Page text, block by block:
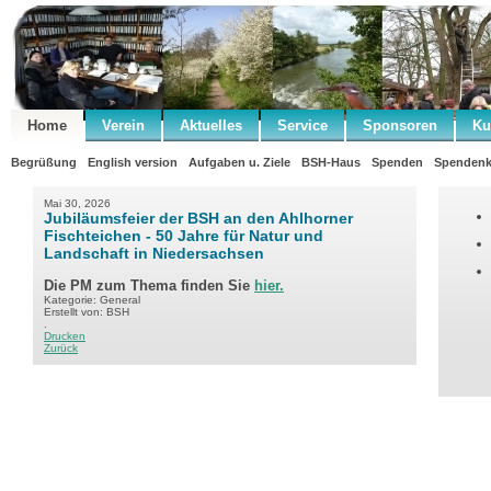
Home Verein Aktuelles Service Sponsoren
Begrüßung English version Aufgaben u. Ziele BSH-Haus Spenden
Mai 30, 2026
Jubiläumsfeier der BSH an den Ahlhorner
Fischteichen - 50 Jahre für Natur und
Landschaft in Niedersachsen
Die PM zum Thema finden Sie hier.
Kategorie: General
Erstellt von: BSH
Drucken
Zurück